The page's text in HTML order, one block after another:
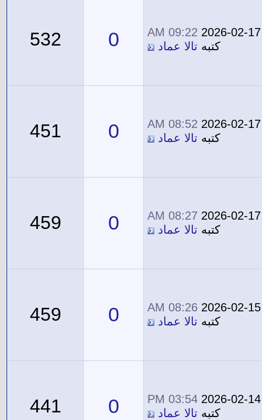
2026-02-17
09:22 AM
كتبه تالا عماد 0
532
2026-02-17
08:52 AM
كتبه تالا عماد 0
451
2026-02-17
08:27 AM
كتبه تالا عماد 0
459
2026-02-15
08:26 AM
كتبه تالا عماد 0
459
2026-02-14
03:54 PM
كتبه تالا عماد 0
441